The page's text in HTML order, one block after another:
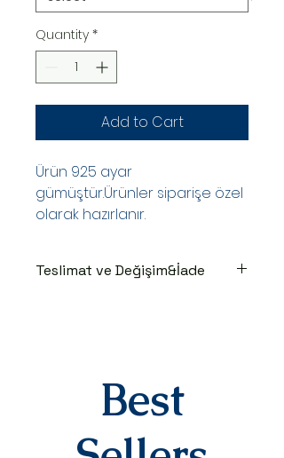
Quantity *
Add to Cart
Ürün 925 ayar
gümüştür.Ürünler siparişe özel
olarak hazırlanır.
Teslimat ve Değişim&İade
edilir.Kargoya teslim edildiğinde
takip numaranız,anlaşmalı kargo
firmamız olan Yurtiçi Kargo
tarafından size sms olarak iletilir.
Best